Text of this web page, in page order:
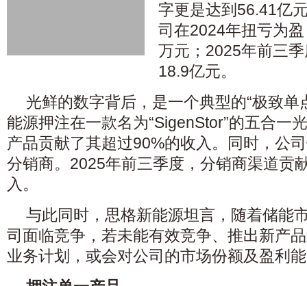
字更是达到56.41亿
司在2024年扭亏为
万元；2025年前三
18.9亿元。
光鲜的数字背后，是一个典型的“极致单
能源押注在一款名为“SigenStor”的五合一
产品贡献了其超过90%的收入。同时，公
分销商。2025年前三季度，分销商渠道贡
入。
与此同时，思格新能源坦言，随着储能
司面临竞争，若未能有效竞争、推出新产
业务计划，或会对公司的市场份额及盈利